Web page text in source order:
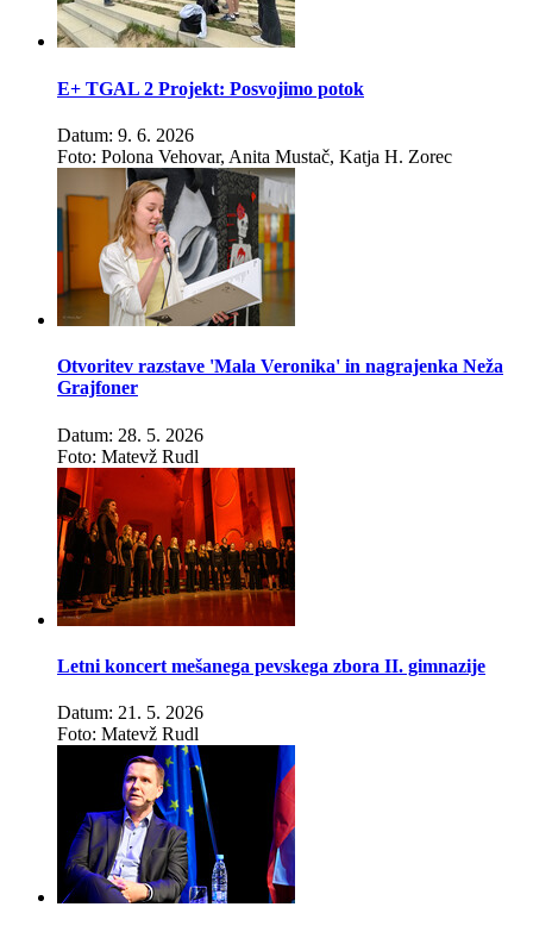
E+ TGAL 2 Projekt: Posvojimo potok
Datum: 9. 6. 2026
Foto: Polona Vehovar, Anita Mustač, Katja H. Zorec
Otvoritev razstave 'Mala Veronika' in nagrajenka Neža
Grajfoner
Datum: 28. 5. 2026
Foto: Matevž Rudl
Letni koncert mešanega pevskega zbora II. gimnazije
Datum: 21. 5. 2026
Foto: Matevž Rudl